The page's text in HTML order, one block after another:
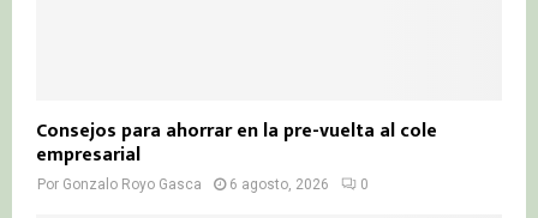
Consejos para ahorrar en la pre-vuelta al cole
empresarial
Por Gonzalo Royo Gasca 6 agosto, 2026 0